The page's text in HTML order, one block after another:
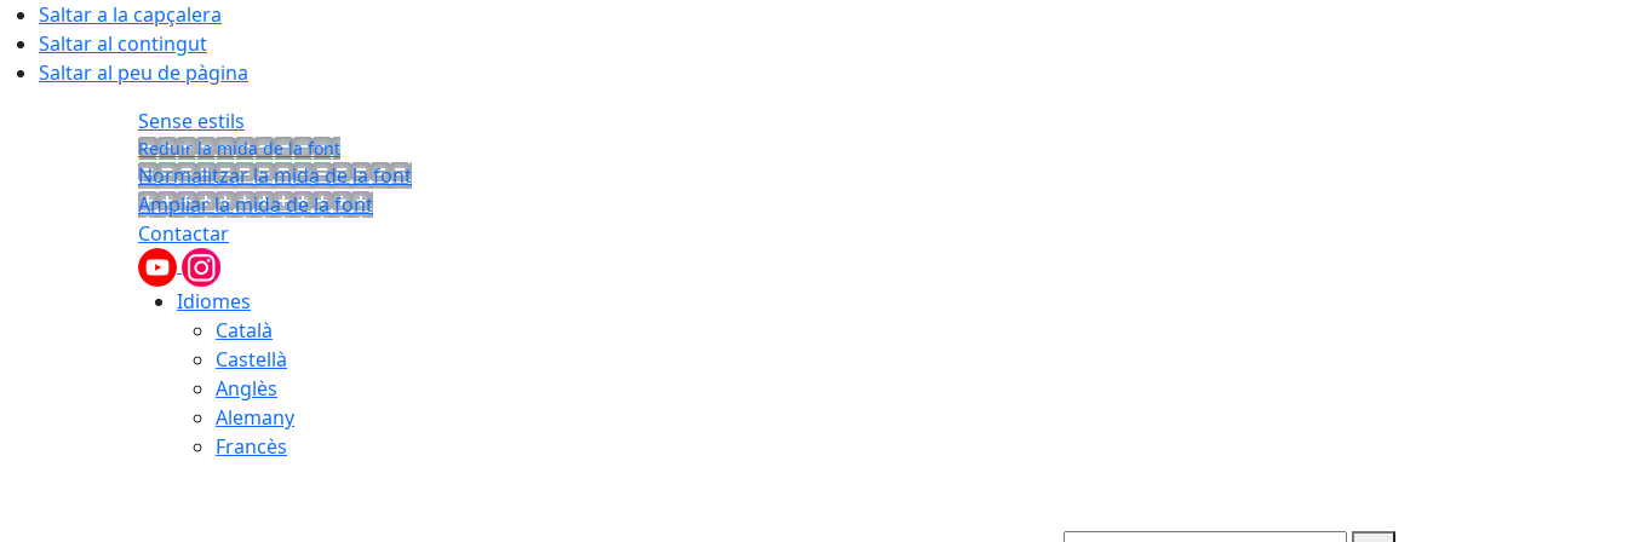
Saltar a la capçalera
Saltar al contingut
Saltar al peu de pàgina
Sense estils
Reduir la mida de la font
Normalitzar la mida de la font
Ampliar la mida de la font
Contactar
Idiomes
Català
Castellà
Anglès
Alemany
Francès